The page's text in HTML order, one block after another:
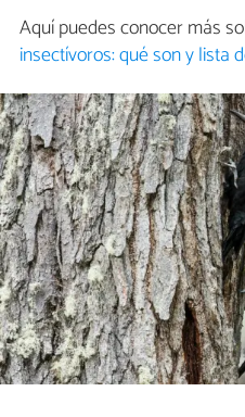
Aquí puedes conocer más
insectívoros: qué son y lista